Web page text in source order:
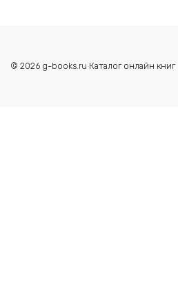
© 2026 g-books.ru Каталог онлайн книг